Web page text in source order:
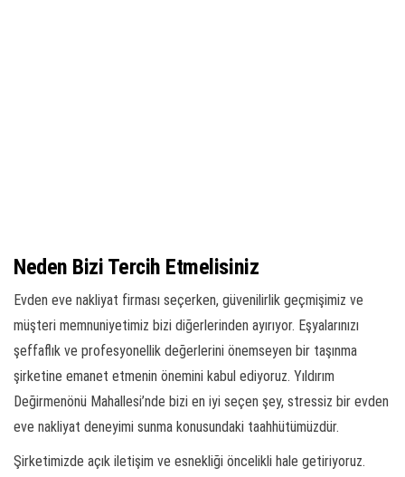
Neden Bizi Tercih Etmelisiniz
Evden eve nakliyat firması seçerken, güvenilirlik geçmişimiz ve
müşteri memnuniyetimiz bizi diğerlerinden ayırıyor. Eşyalarınızı
şeffaflık ve profesyonellik değerlerini önemseyen bir taşınma
şirketine emanet etmenin önemini kabul ediyoruz. Yıldırım
Değirmenönü Mahallesi’nde bizi en iyi seçen şey, stressiz bir evden
eve nakliyat deneyimi sunma konusundaki taahhütümüzdür.
Şirketimizde açık iletişim ve esnekliği öncelikli hale getiriyoruz.